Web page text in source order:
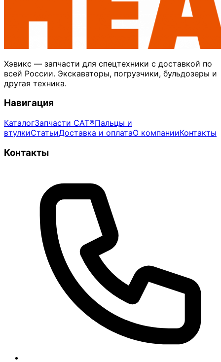
Хэвикс — запчасти для спецтехники с доставкой по
всей России. Экскаваторы, погрузчики, бульдозеры и
другая техника.
Навигация
КаталогЗапчасти CAT®Пальцы и
втулкиСтатьиДоставка и оплатаО компанииКонтакты
Контакты